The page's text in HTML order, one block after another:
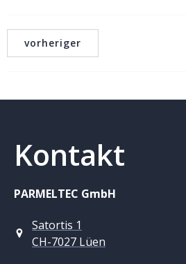
vorheriger
Kontakt
PARMELTEC GmbH
Satortis 1
CH-7027 Lüen